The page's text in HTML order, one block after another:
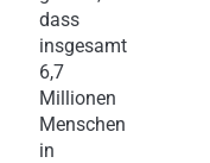
dass
insgesamt
6,7
Millionen
Menschen
in